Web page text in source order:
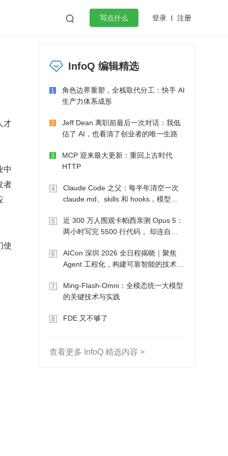
 写点什么 登录 注册
作
微服务架构 flutter
才
中
者
使
InfoQ 编辑精选
1
角色边界重塑，全栈取代分工：快手 AI
生产力体系成形
2
Jeff Dean 离职前最后一次对话：我低
估了 AI，也看清了创业者的唯一生路
3
MCP 迎来最大更新：重回上古时代
HTTP
4
Claude Code 之父：每半年清空一次
claude.md、skills 和 hooks，模型自
5
近 300 万人围观卡帕西亲测 Opus 5：
两小时写完 5500 行代码， 却连自己
6
AICon 深圳 2026 全日程揭晓｜聚焦
Agent 工程化，构建可靠智能的技术路
7
Ming-Flash-Omni：全模态统一大模型
的关键技术与实践
8 FDE 又不够了
查看更多 InfoQ 精选内容 >